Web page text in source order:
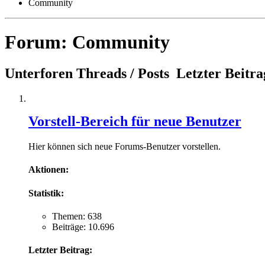
Community
Forum: Community
Unterforen Threads / Posts Letzter
Vorstell-Bereich für neue Benutzer
Hier können sich neue Forums-Benutzer vorstellen.
Aktionen:
Statistik:
Themen: 638
Beiträge: 10.696
Letzter Beitrag: